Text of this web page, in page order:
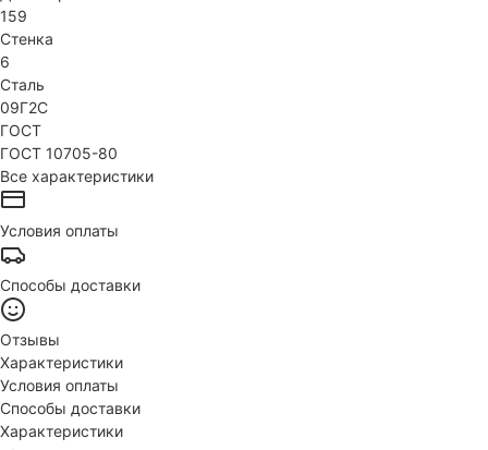
159
Стенка
6
Сталь
09Г2С
ГОСТ
ГОСТ 10705-80
Все характеристики
Условия оплаты
Способы доставки
Отзывы
Характеристики
Условия оплаты
Способы доставки
Характеристики